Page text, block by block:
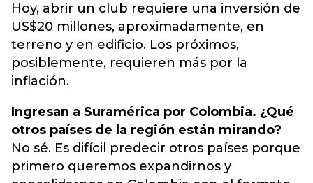
Hoy, abrir un club requiere una inversión de
US$20 millones, aproximadamente, en
terreno y en edificio. Los próximos,
posiblemente, requieren más por la
inflación.
Ingresan a Suramérica por Colombia. ¿Qué
otros países de la región están mirando?
No sé. Es difícil predecir otros países porque
primero queremos expandirnos y